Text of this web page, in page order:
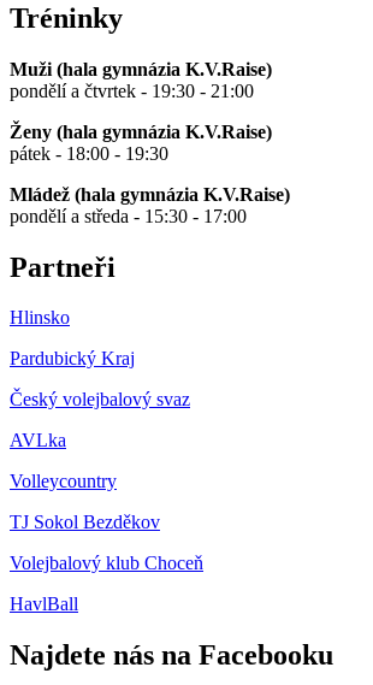
Tréninky
Muži (hala gymnázia K.V.Raise)
pondělí a čtvrtek - 19:30 - 21:00
Ženy (hala gymnázia K.V.Raise)
pátek - 18:00 - 19:30
Mládež (hala gymnázia K.V.Raise)
pondělí a středa - 15:30 - 17:00
Partneři
Hlinsko
Pardubický Kraj
Český volejbalový svaz
AVLka
Volleycountry
TJ Sokol Bezděkov
Volejbalový klub Choceň
HavlBall
Najdete nás na Facebooku